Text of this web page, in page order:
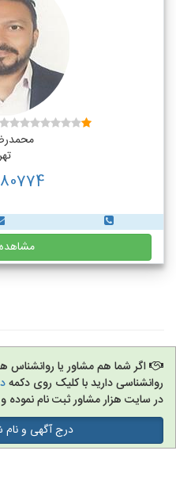
اگر شما هم مشاور یا روانشناس
روانشناسی دارید با کلیک روی دکمه
در سایت هزار مشاور ثبت نام
درج آگهی و